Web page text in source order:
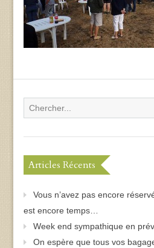
Articles Récents
Vous n’avez pas encore
est encore temps…
Week end sympathique en
On espère que tous vos